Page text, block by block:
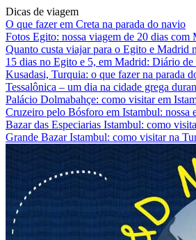
Dicas de viagem
O que fazer em Creta na parada do navio
Fotos Egito: nossa viagem de 20 dias com
Quanto custa viajar para o Egito e Madrid
15 dias no Egito e 5, em Madrid: Diário de
Kusadasi, Turquia: o que fazer na parada
Tessalônica – um dia na cidade grega
Palácio Dolmabahçe: como visitar em
Cruzeiro pelo Bósforo em Istambul: nossa
Bazar das Especiarias Istambul: como
Grande Bazar Istambul: como visitar na